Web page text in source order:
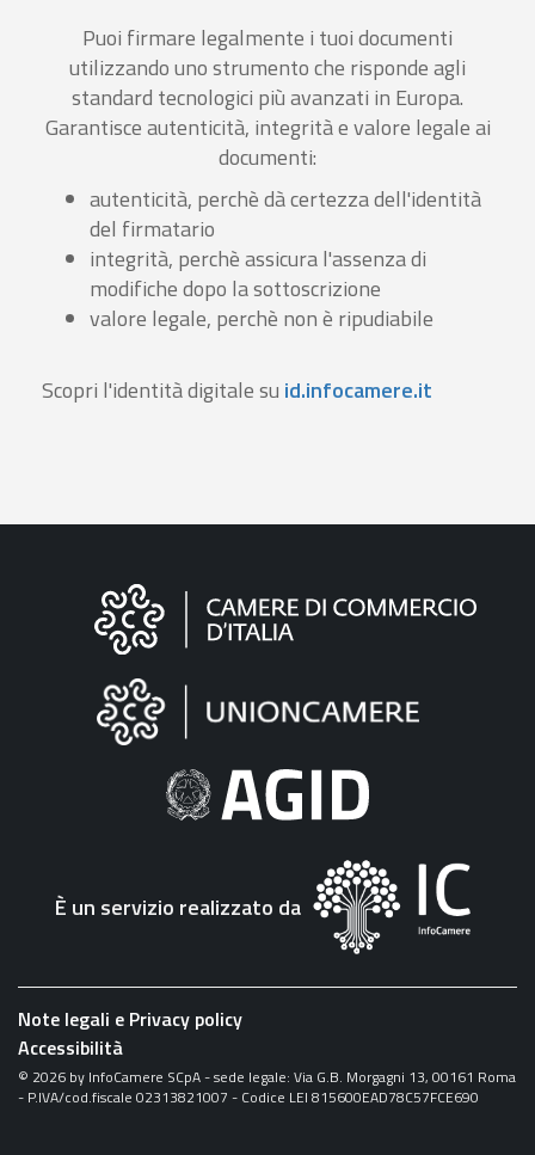
Puoi firmare legalmente i tuoi documenti
utilizzando uno strumento che risponde agli
standard tecnologici più avanzati in Europa.
Garantisce autenticità, integrità e valore legale ai
documenti:
autenticità, perchè dà certezza dell'identità
del firmatario
integrità, perchè assicura l'assenza di
modifiche dopo la sottoscrizione
valore legale, perchè non è ripudiabile
Scopri l'identità digitale su id.infocamere.it
Informazioni
"Fattura
Elettronica"
È un servizio realizzato da
Note legali e Privacy policy
Accessibilità
© 2026 by InfoCamere SCpA - sede legale: Via G.B. Morgagni 13, 00161 Roma
- P.IVA/cod.fiscale 02313821007 - Codice LEI 815600EAD78C57FCE690